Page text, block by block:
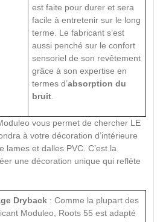
est faite pour durer et sera
facile à entretenir sur le long
terme. Le fabricant s’est
aussi penché sur le confort
sensoriel de son revêtement
grâce à son expertise en
termes d’absorption du
bruit
vous permet de chercher LE
à votre décoration d’intérieure
lames et dalles PVC. C’est la
une décoration unique qui reflète
Dryback : Comme la plupart des
Moduleo, Roots 55 est adapté